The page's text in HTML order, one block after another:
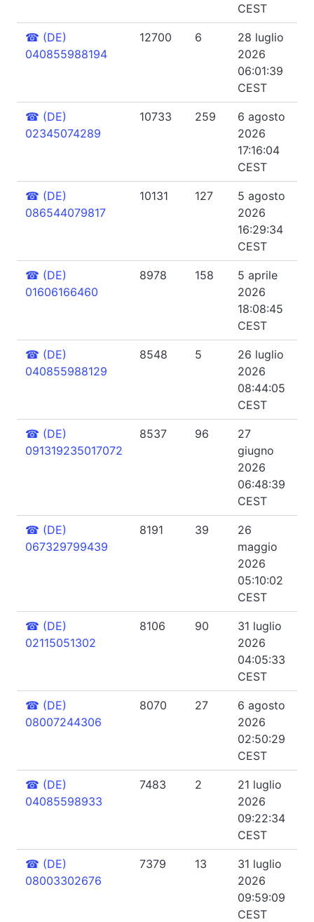
CEST
☎ (DE)
040855988194
12700 6
28 luglio
2026
06:01:39
CEST
☎ (DE)
02345074289
10733 259
6 agosto
2026
17:16:04
CEST
☎ (DE)
086544079817
10131 127
5 agosto
2026
16:29:34
CEST
☎ (DE)
01606166460
8978 158
5 aprile
2026
18:08:45
CEST
☎ (DE)
040855988129
8548 5
26 luglio
2026
08:44:05
CEST
☎ (DE)
091319235017072
8537 96
27
giugno
2026
06:48:39
CEST
☎ (DE)
067329799439
8191 39
26
maggio
2026
05:10:02
CEST
☎ (DE)
02115051302
8106 90
31 luglio
2026
04:05:33
CEST
☎ (DE)
08007244306
8070 27
6 agosto
2026
02:50:29
CEST
☎ (DE)
04085598933
7483 2
21 luglio
2026
09:22:34
CEST
☎ (DE)
08003302676
7379 13
31 luglio
2026
09:59:09
CEST